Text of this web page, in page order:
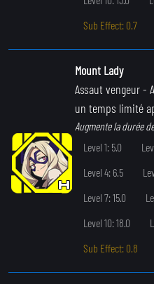
Sub Effect: 0.7
Mount Lady
Assaut vengeur-
un temps limité
Augmente la durée
Level 1: 5.0
Level 4: 6.5
Level 7: 15.0
Level 10: 18.0
Sub Effect: 0.8